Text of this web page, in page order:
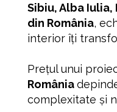
Sibiu, Alba
din România,
interior îți
Prețul unui
România
complexitate și